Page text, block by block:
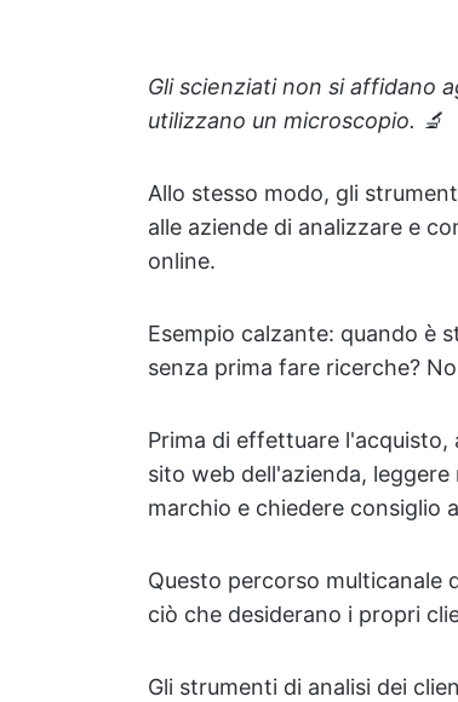
Gli scienziati non si affidano
utilizzano un microscopio. 🔬
Allo stesso modo, gli
alle aziende di analizzare e
online.
Esempio calzante: quando è
senza prima fare ricerche?
Prima di effettuare
sito web dell'azienda,
marchio e chiedere consiglio
Questo percorso multicanale
ciò che desiderano i propri
Gli strumenti di analisi dei